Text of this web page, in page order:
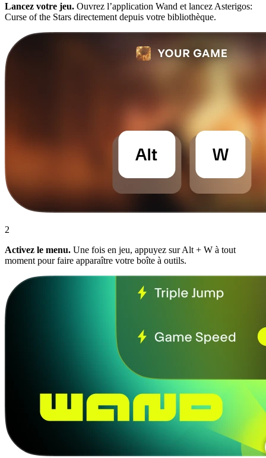
Lancez votre jeu. Ouvrez l’application Wand et lancez Asterigos:
Curse of the Stars directement depuis votre bibliothèque.
2
Activez le menu. Une fois en jeu, appuyez sur Alt + W à tout
moment pour faire apparaître votre boîte à outils.